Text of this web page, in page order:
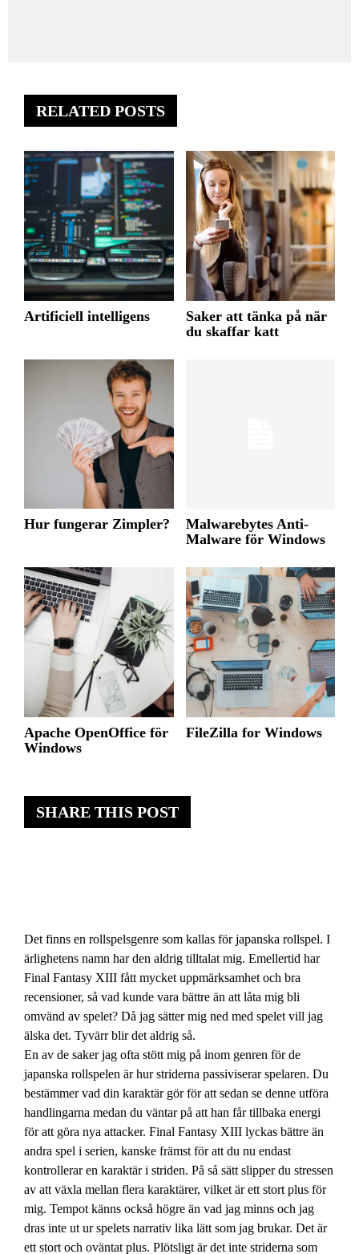
SHARE THIS POST
Det finns en rollspelsgenre som kallas för japanska rollspel. I
ärlighetens namn har den aldrig tilltalat mig. Emellertid har
Final Fantasy XIII fått mycket uppmärksamhet och bra
recensioner, så vad kunde vara bättre än att låta mig bli
omvänd av spelet? Då jag sätter mig ned med spelet vill jag
älska det. Tyvärr blir det aldrig så.
En av de saker jag ofta stött mig på inom genren för de
japanska rollspelen är hur striderna passiviserar spelaren. Du
bestämmer vad din karaktär gör för att sedan se denne utföra
handlingarna medan du väntar på att han får tillbaka energi
för att göra nya attacker. Final Fantasy XIII lyckas bättre än
andra spel i serien, kanske främst för att du nu endast
kontrollerar en karaktär i striden. På så sätt slipper du stressen
av att växla mellan flera karaktärer, vilket är ett stort plus för
mig. Tempot känns också högre än vad jag minns och jag
dras inte ut ur spelets narrativ lika lätt som jag brukar. Det är
ett stort och oväntat plus. Plötsligt är det inte striderna som
RELATED POSTS
Artificiell intelligens
Saker att tänka på när
du skaffar katt
Hur fungerar Zimpler?
Malwarebytes Anti-
Malware för Windows
Apache OpenOffice för
Windows
FileZilla for Windows